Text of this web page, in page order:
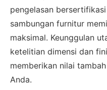
pengelasan
sambungan furnitur
maksimal. Keunggulan
ketelitian dimensi dan
memberikan nilai
Anda.